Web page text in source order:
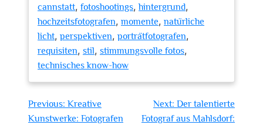
cannstatt, fotoshootings,hintergrund,
hochzeitsfotografen, momente, natürliche
licht, perspektiven, porträtfotografen,
requisiten, stil, stimmungsvolle fotos,
technisches know-how
Beitragsnavigation
Previous: Kreative
Kunstwerke: Fotografen
Next: Der talentierte
Fotograf aus Mahlsdorf: